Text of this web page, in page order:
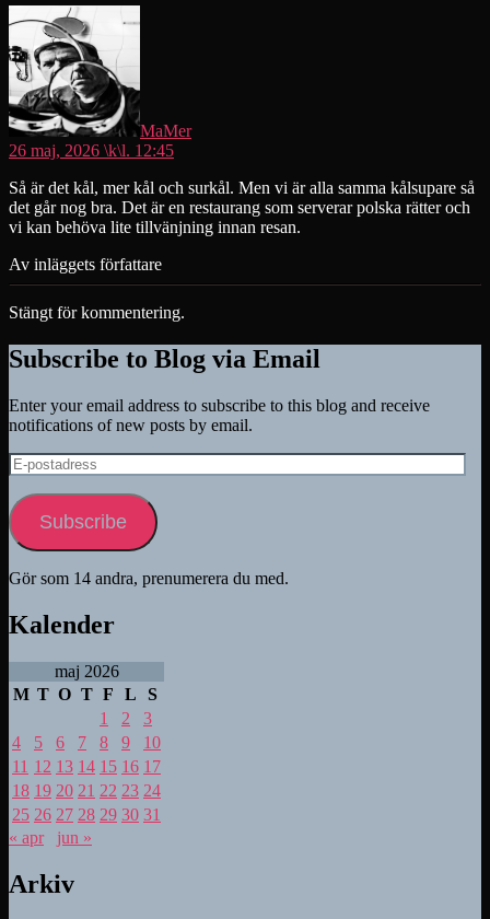
MaMer
26 maj, 2026 \k\l. 12:45
Så är det kål, mer kål och surkål. Men vi är alla samma kålsupare så
det går nog bra. Det är en restaurang som serverar polska rätter och
vi kan behöva lite tillvänjning innan resan.
Av inläggets författare
Stängt för kommentering.
Subscribe to Blog via Email
Enter your email address to subscribe to this blog and receive
notifications of new posts by email.
E-
postadress
Subscribe
Gör som 14 andra, prenumerera du med.
Kalender
maj 2026
M T O T F L
S
1
2
3
4
5 6 7 8 9
10
11 12 13 14 15 16 17
18 19 20 21 22 23 24
25 26 27 28 29 30 31
« apr
jun »
Arkiv